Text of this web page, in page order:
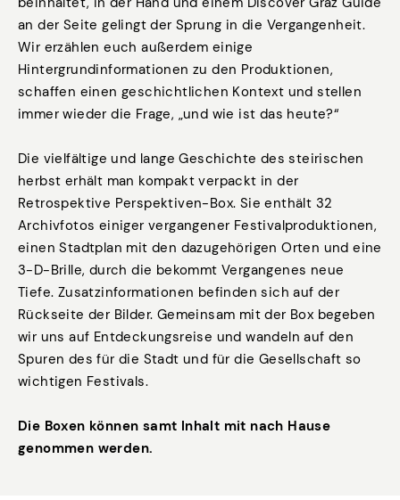
an der Seite gelingt der Sprung in die Vergangenheit.
Wir erzählen euch außerdem einige
Hintergrundinformationen zu den Produktionen,
schaffen einen geschichtlichen Kontext und stellen
immer wieder die Frage, „und wie ist das heute?“
Die vielfältige und lange Geschichte des steirischen
herbst erhält man kompakt verpackt in der
Retrospektive Perspektiven-Box. Sie enthält 32
Archivfotos einiger vergangener Festivalproduktionen,
einen Stadtplan mit den dazugehörigen Orten und eine
3-D-Brille, durch die bekommt Vergangenes neue
Tiefe. Zusatzinformationen befinden sich auf der
Rückseite der Bilder. Gemeinsam mit der Box begeben
wir uns auf Entdeckungsreise und wandeln auf den
Spuren des für die Stadt und für die Gesellschaft so
wichtigen Festivals.
Die Boxen können samt Inhalt mit nach Hause
genommen werden.